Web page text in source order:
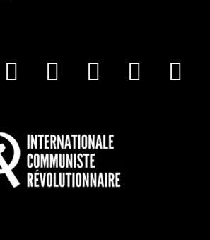
Instagram
Youtube
Tik Tok